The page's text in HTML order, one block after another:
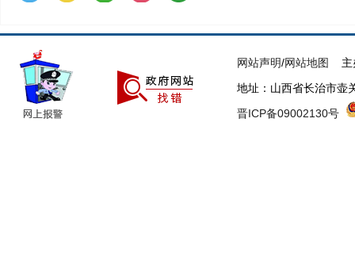
网站声明/网站地图
主
地址：山西省长治市壶
晋ICP备09002130号